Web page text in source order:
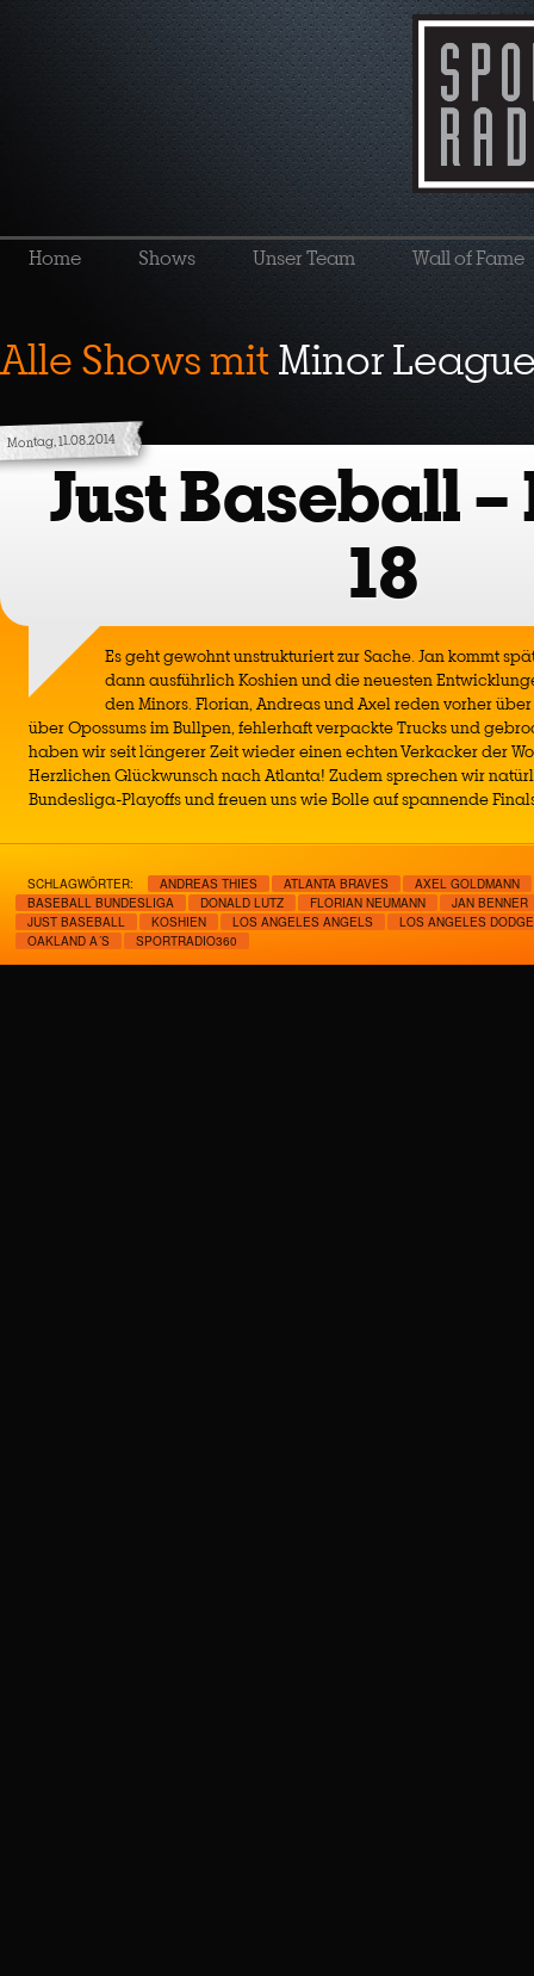
Home Shows Unser Team Wall of Fame
Alle Shows mitMinor
Montag, 11.08.2014
Just Baseball
18
Es geht gewohnt unstrukturiert zur Sache. Jan kommt
dann ausführlich Koshien und die neuesten
den Minors. Florian, Andreas und Axel reden vorher
über Opossums im Bullpen, fehlerhaft verpackte Trucks und
haben wir seit längerer Zeit wieder einen echten Verkacker der
Herzlichen Glückwunsch nach Atlanta! Zudem sprechen wir
Bundesliga-Playoffs und freuen uns wie Bolle auf spannende
SCHLAGWÖRTER: ANDREAS THIES ATLANTA BRAVES
AXEL GOLDMANN
BASEBALL BUNDESLIGA
DONALD LUTZ FLORIAN NEUMANN
JAN BENNER
JUST BASEBALL
KOSHIEN LOS ANGELES ANGELS
LOS ANGELES
OAKLAND A´S
SPORTRADIO360